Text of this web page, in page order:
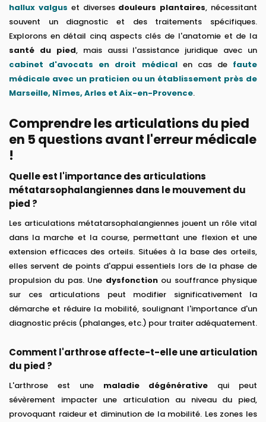
hallux valgus et diverses douleurs plantaires, nécessitant
souvent un diagnostic et des traitements spécifiques.
Explorons en détail cinq aspects clés de l'anatomie et de la
santé du pied, mais aussi l'assistance juridique avec un
cabinet d'avocats en droit médicalen cas de faute
médicale avec un praticien ou un établissement près de
Marseille, Nîmes, Arles et Aix-en-Provence.
Comprendre les articulations du pied
en 5 questions avant l'erreur médicale
!
Quelle est l'importance des articulations
métatarsophalangiennes dans le mouvement du
pied ?
Les articulations métatarsophalangiennes jouent un rôle vital
dans la marche et la course, permettant une flexion et une
extension efficaces des orteils. Situées à la base des orteils,
elles servent de points d'appui essentiels lors de la phase de
propulsion du pas. Une dysfonctionou souffrance physique
sur ces articulations peut modifier significativement la
démarche et réduire la mobilité, soulignant l'importance d'un
diagnostic précis (phalanges, etc.) pour traiter adéquatement.
Comment l'arthrose affecte-t-elle une articulation
du pied ?
L'arthrose est une maladie dégénérative qui peut
sévèrement impacter une articulation au niveau du pied,
provoquant raideur et diminution de la mobilité. Les zones les